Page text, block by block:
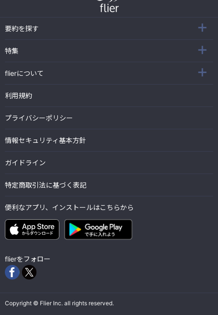
要約を探す
特集
flierについて
利用規約
プライバシーポリシー
情報セキュリティ基本方針
ガイドライン
特定商取引法に基づく表記
便利なアプリ、インストールはこちらから
flierをフォロー
Copyright © Flier Inc. all rights reserved.